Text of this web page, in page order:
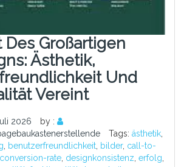
Des Großartigen
Ästhetik,
Und
Vereint
2026
by :
Tags: ästhetik
benutzerfreundlichkeit bilder, call-to-
conversion-rate designkonsistenz erfolg